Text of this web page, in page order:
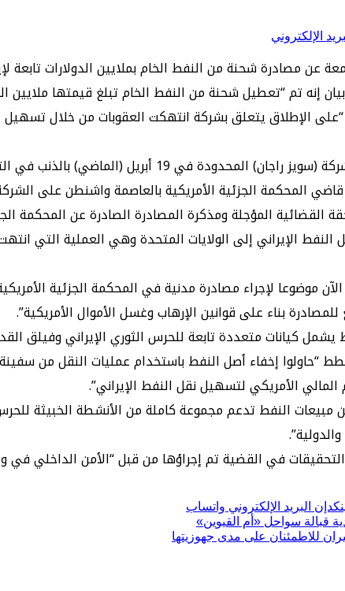
الإلكتروني
عن مصادرة شحنة من النفط الخام بملايين الدولارات
إنه تم “تعطيل شحنة من النفط الخام تبلغ قيمتها ملايين
في التآمر لانتهاك القانون الدولي للقوى الاقتصادية في حالات الطوارئ”.
الجزئية الأمريكية بالعاصمة واشنطن على الشركة “بثلاث سنوات
القضائية المؤجلة ومذكرة المصادرة الصادرة عن
الإيراني إلى الولايات المتحدة وهي العملية التي
الآن موضوعا لإجراء مصادرة مدنية في المحكمة الجزئية
بناء على قوانين الإرهاب وغسل الأموال الأمريكية”.
كيانات متعددة تابعة للحرس الثوري الإيراني وفيلق
إخفاء أصل النفط باستخدام عمليات النقل من سفينة
الأمريكي لتسهيل نقل النفط الإيراني”.
مبيعات النفط تدعم مجموعة كاملة من الأنشطة الخبيثة
التحقيقات في القضية تم إجراؤها من قبل “الأمن الداخلي
البريد الإلكتروني واتساب
قبالة سواحل «أم القيوين»
للاطمئنان على مدى جهوزيتها